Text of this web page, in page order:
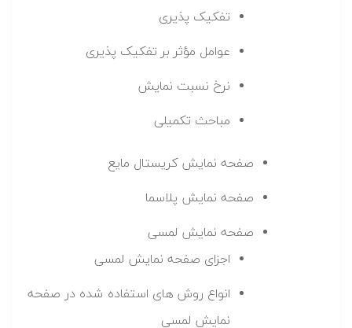
تفکیک پذیری
عوامل مؤثر بر تفکیک پذیری
نرخ نسبت نمایش
مباحث تکمیلی
صفحه نمایش کریستال مایع
صفحه نمایش پلاسما
صفحه نمایش لمسی
اجزای صفحه نمایش لمسی
انواع روش های استفاده شده در صفحه
نمایش لمسی